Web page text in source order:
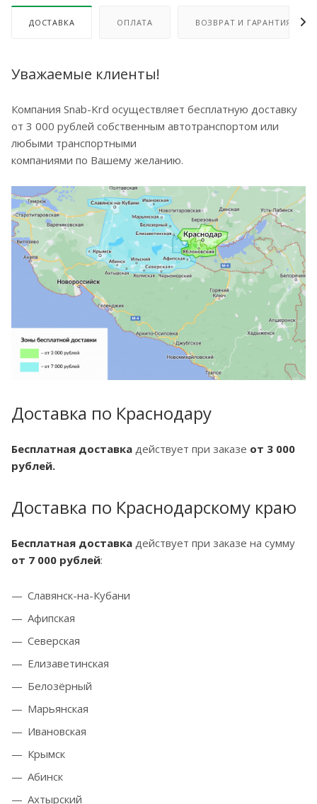
ДОСТАВКА ОПЛАТА ВОЗВРАТ И ГАРАНТИЯ
Уважаемые клиенты!
Компания Snab-Krd осуществляет бесплатную доставку
от 3 000 рублей собственным автотранспортом или
любыми транспортными
компаниями по Вашему желанию.
Доставка по Краснодару
Бесплатная доставка действует при заказе от 3 000
рублей.
Доставка по Краснодарскому краю
Бесплатная доставка действует при заказе на сумму
от 7 000 рублей:
Славянск-на-Кубани
Афипская
Северская
Елизаветинская
Белозёрный
Марьянская
Ивановская
Крымск
Абинск
Ахтырский